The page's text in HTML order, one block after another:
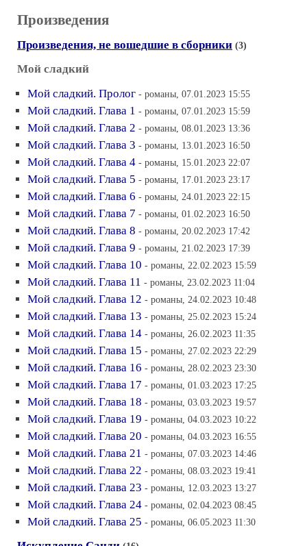
Произведения
Произведения, не вошедшие в сборники (3)
Мой сладкий
Мой сладкий. Пролог - романы, 07.01.2023 15:55
Мой сладкий. Глава 1 - романы, 07.01.2023 15:59
Мой сладкий. Глава 2 - романы, 08.01.2023 13:36
Мой сладкий. Глава 3 - романы, 13.01.2023 16:50
Мой сладкий. Глава 4 - романы, 15.01.2023 22:07
Мой сладкий. Глава 5 - романы, 17.01.2023 23:17
Мой сладкий. Глава 6 - романы, 24.01.2023 22:15
Мой сладкий. Глава 7 - романы, 01.02.2023 16:50
Мой сладкий. Глава 8 - романы, 20.02.2023 17:42
Мой сладкий. Глава 9 - романы, 21.02.2023 17:39
Мой сладкий. Глава 10 - романы, 22.02.2023 15:59
Мой сладкий. Глава 11 - романы, 23.02.2023 11:04
Мой сладкий. Глава 12 - романы, 24.02.2023 10:48
Мой сладкий. Глава 13 - романы, 25.02.2023 15:24
Мой сладкий. Глава 14 - романы, 26.02.2023 11:35
Мой сладкий. Глава 15 - романы, 27.02.2023 22:29
Мой сладкий. Глава 16 - романы, 28.02.2023 23:30
Мой сладкий. Глава 17 - романы, 01.03.2023 17:25
Мой сладкий. Глава 18 - романы, 03.03.2023 19:57
Мой сладкий. Глава 19 - романы, 04.03.2023 10:22
Мой сладкий. Глава 20 - романы, 04.03.2023 16:55
Мой сладкий. Глава 21 - романы, 07.03.2023 14:46
Мой сладкий. Глава 22 - романы, 08.03.2023 19:41
Мой сладкий. Глава 23 - романы, 12.03.2023 13:27
Мой сладкий. Глава 24 - романы, 02.04.2023 08:45
Мой сладкий. Глава 25 - романы, 06.05.2023 11:30